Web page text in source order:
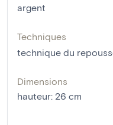
argent
Techniques
technique du
Dimensions
hauteur: 26 cm